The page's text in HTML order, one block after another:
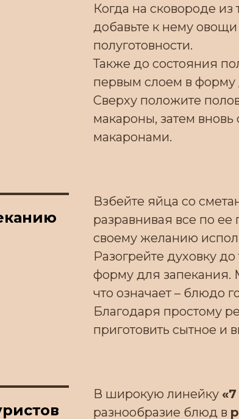
Когда на сковороде
добавьте к нему
полуготовности.
Также до состояния
первым слоем в форму
Сверху положите
макароны, затем
макаронами.
Взбейте яйца со
разравнивая все по
своему желанию
Разогрейте духовку
форму для запекания.
что означает – блюдо
Благодаря простому
приготовить сытное и
В широкую линейку
разнообразие блюд в